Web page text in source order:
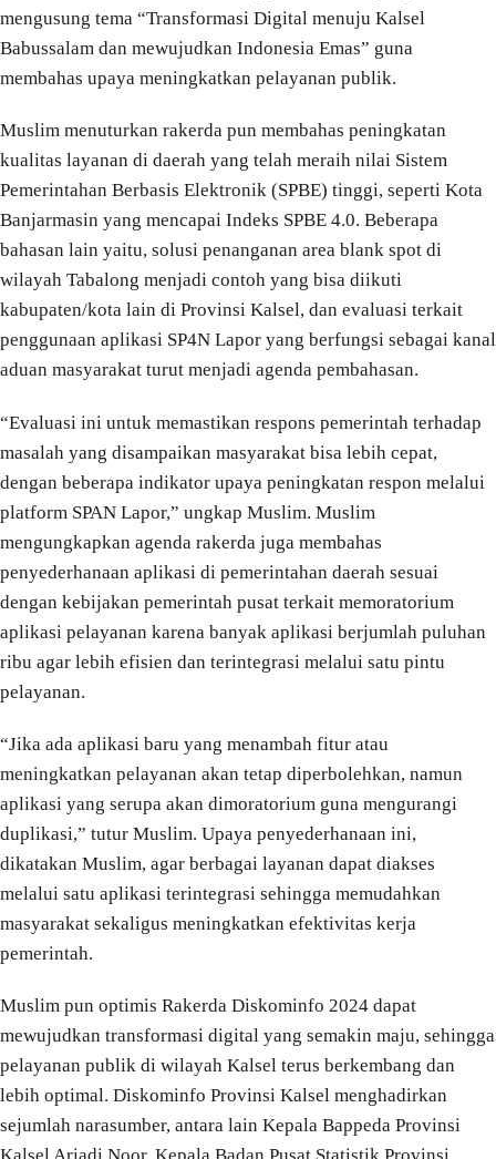
mengusung tema “Transformasi Digital menuju Kalsel
Babussalam dan mewujudkan Indonesia Emas” guna
membahas upaya meningkatkan pelayanan publik.
Muslim menuturkan rakerda pun membahas peningkatan
kualitas layanan di daerah yang telah meraih nilai Sistem
Pemerintahan Berbasis Elektronik (SPBE) tinggi, seperti Kota
Banjarmasin yang mencapai Indeks SPBE 4.0. Beberapa
bahasan lain yaitu, solusi penanganan area blank spot di
wilayah Tabalong menjadi contoh yang bisa diikuti
kabupaten/kota lain di Provinsi Kalsel, dan evaluasi terkait
penggunaan aplikasi SP4N Lapor yang berfungsi sebagai kanal
aduan masyarakat turut menjadi agenda pembahasan.
“Evaluasi ini untuk memastikan respons pemerintah terhadap
masalah yang disampaikan masyarakat bisa lebih cepat,
dengan beberapa indikator upaya peningkatan respon melalui
platform SPAN Lapor,” ungkap Muslim. Muslim
mengungkapkan agenda rakerda juga membahas
penyederhanaan aplikasi di pemerintahan daerah sesuai
dengan kebijakan pemerintah pusat terkait memoratorium
aplikasi pelayanan karena banyak aplikasi berjumlah puluhan
ribu agar lebih efisien dan terintegrasi melalui satu pintu
pelayanan.
“Jika ada aplikasi baru yang menambah fitur atau
meningkatkan pelayanan akan tetap diperbolehkan, namun
aplikasi yang serupa akan dimoratorium guna mengurangi
duplikasi,” tutur Muslim. Upaya penyederhanaan ini,
dikatakan Muslim, agar berbagai layanan dapat diakses
melalui satu aplikasi terintegrasi sehingga memudahkan
masyarakat sekaligus meningkatkan efektivitas kerja
pemerintah.
Muslim pun optimis Rakerda Diskominfo 2024 dapat
mewujudkan transformasi digital yang semakin maju, sehingga
pelayanan publik di wilayah Kalsel terus berkembang dan
lebih optimal. Diskominfo Provinsi Kalsel menghadirkan
sejumlah narasumber, antara lain Kepala Bappeda Provinsi